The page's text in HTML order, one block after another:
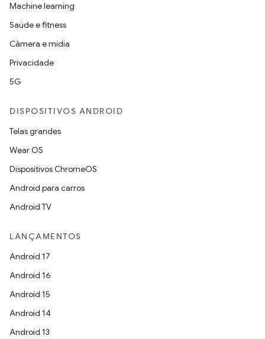
Machine learning
Saúde e fitness
Câmera e mídia
Privacidade
5G
DISPOSITIVOS ANDROID
Telas grandes
Wear OS
Dispositivos ChromeOS
Android para carros
Android TV
LANÇAMENTOS
Android 17
Android 16
Android 15
Android 14
Android 13